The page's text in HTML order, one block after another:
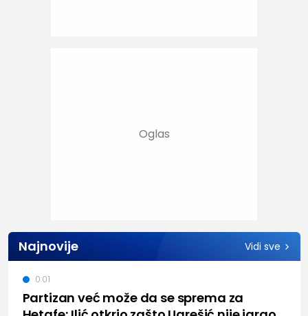
Najnovije Vidi sve
Partizan već može da se sprema za
0:01